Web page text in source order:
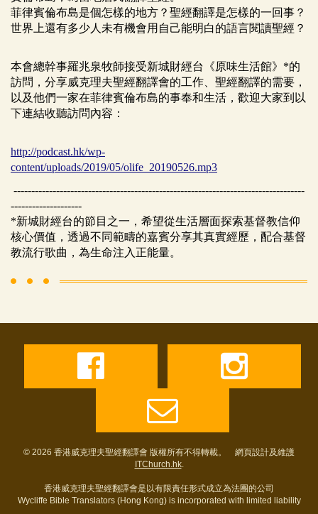
菲律賓倫布島是個怎樣的地方？聖經翻譯是怎樣的一回事？
世界上還有多少人未有機會用自己能明白的語言閱讀聖經？
本會總幹事羅兆泉牧師接受新城財經台《原味生活館》*的
訪問，分享威克理夫聖經翻譯會的工作、聖經翻譯的需要，
以及他們一家在菲律賓倫布島的事奉和生活，歡迎大家到以
下連結收聽訪問內容：
http://podcast.hk/wp-
content/uploads/2019/05/olife_20190526.mp3
----------------------------------------------------------------------------------
--------------------
*新城財經台的節目之一，希望從生活層面探索基督教信仰
核心價值，透過不同範疇的嘉賓分享其真實經歷，配合基督
教流行歌曲，為生命注入正能量。
© 2026 香港威克理夫聖經翻譯會 版權所有不得轉載。 網頁設計及維護
ITChurch.hk.
香港威克理夫聖經翻譯會是以有限責任形式成立為法團的公司
Wycliffe Bible Translators (Hong Kong) is incorporated with limited liability